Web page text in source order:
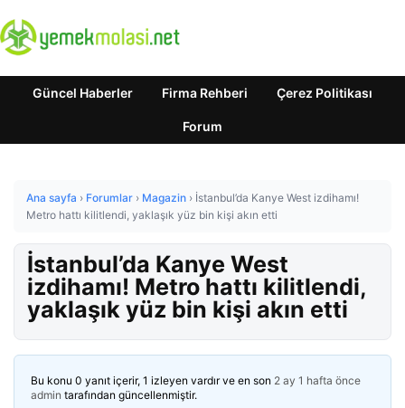
Güncel Haberler Firma Rehberi Çerez Politikası
Forum
Ana sayfa › Forumlar › Magazin › İstanbul’da Kanye West izdihamı!
Metro hattı kilitlendi, yaklaşık yüz bin kişi akın etti
İstanbul’da Kanye West
izdihamı! Metro hattı kilitlendi,
yaklaşık yüz bin kişi akın etti
Bu konu 0 yanıt içerir, 1 izleyen vardır ve en son 2 ay 1 hafta önce
admin tarafından güncellenmiştir.